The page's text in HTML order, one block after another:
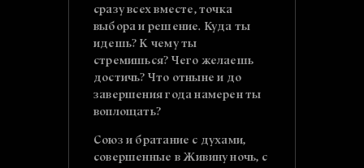
сразу всех вместе, точка
выбора и решение. Куда ты
идешь? К чему ты
стремишься? Чего желаешь
достичь? Что отныне и до
завершения года намерен ты
воплощать?
Союз и братание с духами,
совершенные в Живину ночь, с